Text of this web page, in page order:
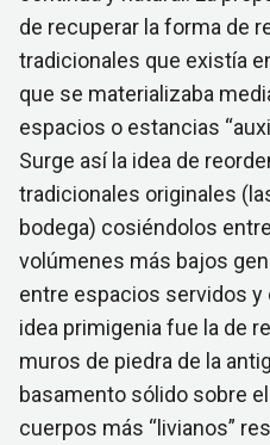
de recuperar la forma de
tradicionales que existía
que se materializaba
espacios o estancias
Surge así la idea de
tradicionales originales
bodega) cosiéndolos
volúmenes más bajos
entre espacios servidos
idea primigenia fue la de
muros de piedra de la
basamento sólido sobre
cuerpos más “livianos”